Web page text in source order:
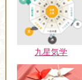
九星気学